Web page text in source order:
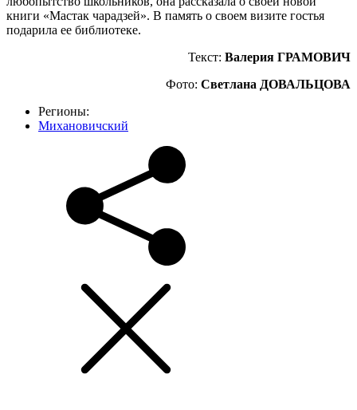
книги «Мастак чарадзей». В память о своем визите гостья
подарила ее библиотеке.
Текст: Валерия ГРАМОВИЧ
Фото: Светлана ДОВАЛЬЦОВА
Регионы:
Михановичский